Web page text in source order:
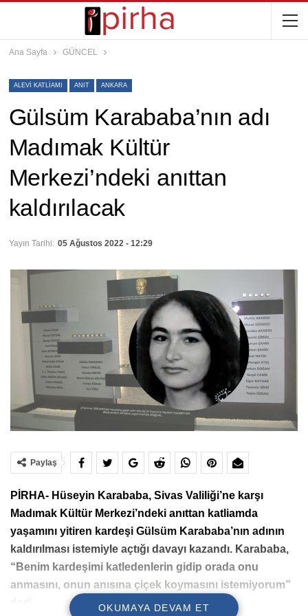
Ana Sayfa GÜNCEL
ALEVI KATLIAMI ANIT ANKARA
Gülsüm Karababa’nın adı
Madımak Kültür
Merkezi’ndeki anıttan
kaldırılacak
Yayın Tarihi: 05 Ağustos 2022 - 12:29
Paylaş
PİRHA- Hüseyin Karababa, Sivas Valiliği’ne karşı
Madımak Kültür Merkezi’ndeki anıttan katliamda
yaşamını yitiren kardeşi Gülsüm Karababa’nın adının
kaldırılması istemiyle açtığı davayı kazandı. Karababa,
“Benim kardeşimi katledenlerin gidip orada onu
anmasını, onun anısına çiçek koymasını istemiyorum”
OKUMAYA DEVAM ET